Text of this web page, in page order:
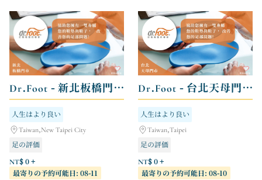
Dr.Foot - 新北板橋門市
人生はより良い
Taiwan,New Taipei City
足の評価
NT$ 0 +
最寄りの予約可能日: 08-11
Dr.Foot - 台北天母門市
人生はより良い
Taiwan,Taipei
足の評価
NT$ 0 +
最寄りの予約可能日: 08-10